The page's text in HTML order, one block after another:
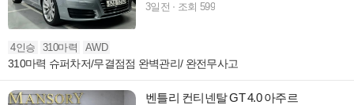
3일전
조회 599
4인승 310마력 AWD
310마력 슈퍼차저/무결점점 완벽관리/ 완전무사고
벤틀리 컨티넨탈 GT 4.0 아주르